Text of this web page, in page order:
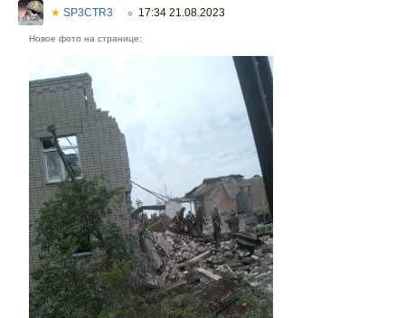
★ SP3CTR3 ○ 17:34 21.08.2023
Новое фото на странице: